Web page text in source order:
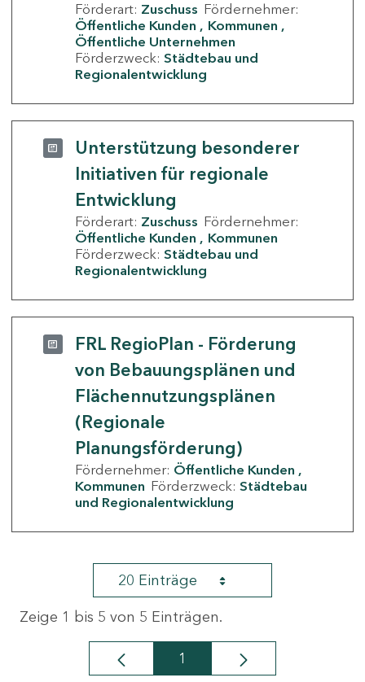
Förderart: Zuschuss Fördernehmer:
Öffentliche Kunden
Kommunen
Öffentliche Unternehmen
Förderzweck: Städtebau und
Regionalentwicklung
Unterstützung besonderer
Initiativen für regionale
Entwicklung
Förderart: Zuschuss Fördernehmer:
Öffentliche Kunden
Kommunen
Förderzweck: Städtebau und
Regionalentwicklung
FRL RegioPlan - Förderung
von Bebauungsplänen und
Flächennutzungsplänen
(Regionale
Planungsförderung)
Fördernehmer: Öffentliche Kunden
Kommunen Förderzweck: Städtebau
und Regionalentwicklung
20 Einträge
Zeige 1 bis 5 von 5 Einträgen.
Seite
1